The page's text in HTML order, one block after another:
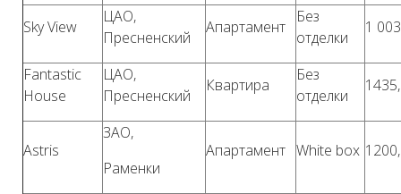
Sky View
ЦАО,
Пресненский
Апартамент
Без
отделки
1
Fantastic
House
ЦАО,
Пресненский
Квартира
Без
отделки
Astris
ЗАО,
Раменки
Апартамент White box